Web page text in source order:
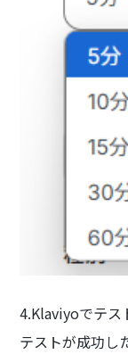
4.Klaviyoでテス
テストが成功し